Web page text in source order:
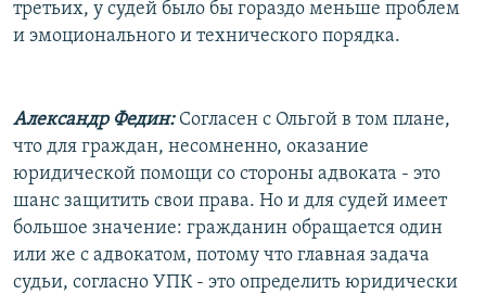
третьих, у судей было бы гораздо меньше проблем
и эмоционального и технического порядка.
Александр Федин:Согласен с Ольгой в том плане,
что для граждан, несомненно, оказание
юридической помощи со стороны адвоката - это
шанс защитить свои права. Но и для судей имеет
большое значение: гражданин обращается один
или же с адвокатом, потому что главная задача
судьи, согласно УПК - это определить юридически